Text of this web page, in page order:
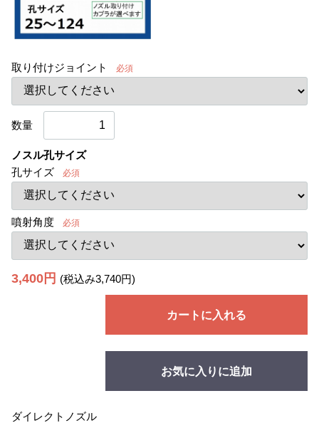
取り付けジョイント 必須
数量
ノスル孔サイズ
孔サイズ
必須
噴射角度 必須
3,400円 (税込み3,740円)
カートに入れる
お気に入りに追加
ダイレクトノズル